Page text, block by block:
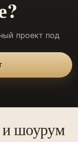
проект под
и шоурум